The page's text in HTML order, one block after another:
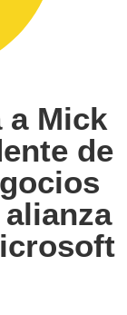
a Mick
de